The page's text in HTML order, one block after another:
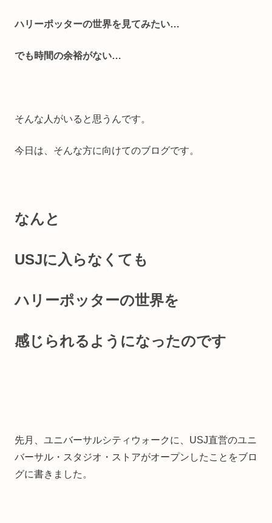
ハリーポッターの世界を見てみたい…
でも時間の余裕がない…
そんな人がいると思うんです。
今日は、そんな方に向けてのブログです。
なんと
USJに入らなくても
ハリーポッターの世界を
感じられるようになったのです
先月、ユニバーサルシティウォークに、USJ直営のユニ
バーサル・スタジオ・ストアがオープンしたことをブロ
グに書きました。